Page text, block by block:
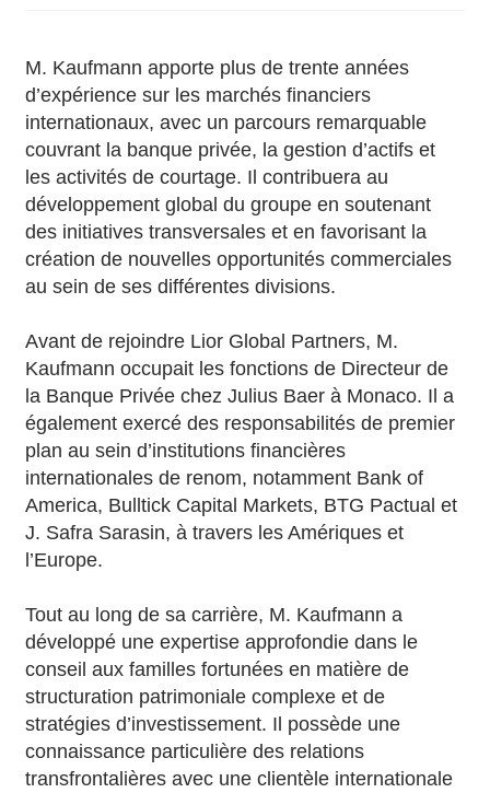
M. Kaufmann apporte plus de trente années
d’expérience sur les marchés financiers
internationaux, avec un parcours remarquable
couvrant la banque privée, la gestion d’actifs et
les activités de courtage. Il contribuera au
développement global du groupe en soutenant
des initiatives transversales et en favorisant la
création de nouvelles opportunités commerciales
au sein de ses différentes divisions.
Avant de rejoindre Lior Global Partners, M.
Kaufmann occupait les fonctions de Directeur de
la Banque Privée chez Julius Baer à Monaco. Il a
également exercé des responsabilités de premier
plan au sein d’institutions financières
internationales de renom, notamment Bank of
America, Bulltick Capital Markets, BTG Pactual et
J. Safra Sarasin, à travers les Amériques et
l’Europe.
Tout au long de sa carrière, M. Kaufmann a
développé une expertise approfondie dans le
conseil aux familles fortunées en matière de
structuration patrimoniale complexe et de
stratégies d’investissement. Il possède une
connaissance particulière des relations
transfrontalières avec une clientèle internationale